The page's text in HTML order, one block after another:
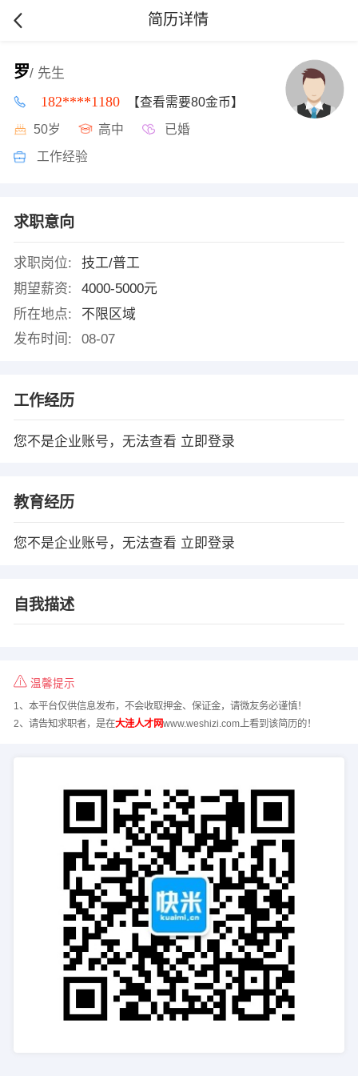
简历详情
罗/ 先生
182****1180 【查看需要80金币】
50岁 高中 已婚
工作经验
求职意向
求职岗位:
技工/普工
期望薪资:
4000-5000元
所在地点:
不限区域
发布时间:
08-07
工作经历
您不是企业账号，无法查看 立即登录
教育经历
您不是企业账号，无法查看 立即登录
自我描述
温馨提示
1、本平台仅供信息发布，不会收取押金、保证金，请微友务必谨慎！
2、请告知求职者，是在大洼人才网www.weshizi.com上看到该简历的！